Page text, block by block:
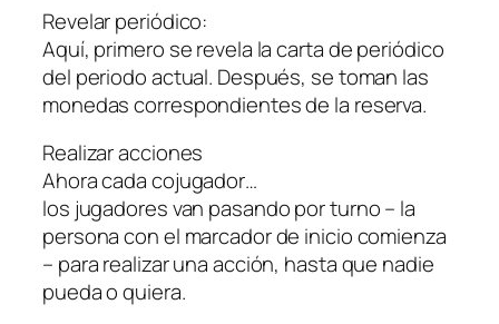
Revelar periódico:
Aquí, primero se revela la carta de periódico
del periodo actual. Después, se toman las
monedas correspondientes de la reserva.
Realizar acciones
Ahora cada cojugador…
los jugadores van pasando por turno – la
persona con el marcador de inicio comienza
– para realizar una acción, hasta que nadie
pueda o quiera.